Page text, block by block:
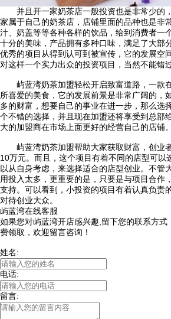
并且开一家奶茶店一般投资也是非常少的
家属于自己的奶茶店，店铺里面的品种也是非
汁、奶盖等等各种各样的饮品，给到消费者一
十分的美味，产品拥有多种口味，满足了大部
优秀的项目从得到认可到被宣传，它的发展空
对这样一个实力出众的投资项目，当然不能错过
屿蓝湾奶茶加盟轻松开启致富道路，一款
所喜爱的美食，它的发展前景是非常广阔的，
多的财富，想要自己的事业在进一步，那么选
个不错的选择，并且现在加盟还将享受到总部
大的加盟商在市场上面更好的经营自己的店铺。
屿蓝湾奶茶加盟帮助大家获取财富，创业
10万元。而且，这个项目有着不同的店型可以
以从自身考虑，来选择适合的店型创业。不管
用投入太多，更重要的是，只要是与项目合作
支持。可以看到，小投资的项目有着认真负责
对待创业大众。
屿蓝湾在线客服
如果您对屿蓝湾开店感兴趣,留下您的联系方
费领取，欢迎留言咨询！
姓名:
电话:
留言: